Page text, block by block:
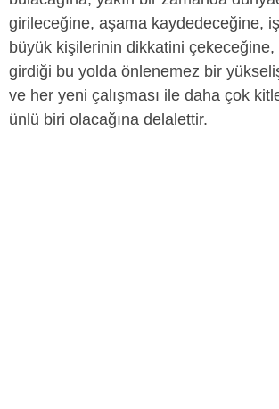
girileceğine, aşama kaydedeceğine, iş
büyük kişilerinin dikkatini
girdiği bu yolda önlenemez bir
ve her yeni çalışması ile daha çok
ünlü biri olacağına delalettir.